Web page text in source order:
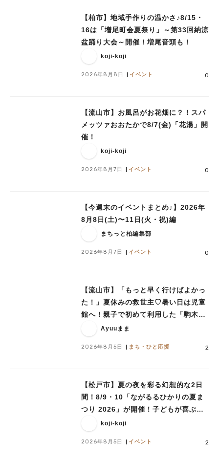
【柏市】地域手作りの温かさ♪8/15・
16は「増尾町会夏祭り」～第33回納涼
盆踊り大会～開催！増尾音頭も！
koji-koji
2026年8月8日 イベント 0
【流山市】お風呂がお花畑に？！スパ
メッツァおおたかで8/7(金)「花湯」開
催！
koji-koji
2026年8月7日 イベント 0
【今週末のイベントまとめ♪】2026年
8月8日(土)〜11日(火・祝)編
まちっと柏編集部
2026年8月7日 イベント 0
【流山市】「もっと早く行けばよかっ
た！」夏休みの救世主♡暑い日は児童
館へ！親子で初めて利用した「駒木台
児童館」レポート
Ayuuまま
2026年8月5日 まち・ひと応援 2
【松戸市】夏の夜を彩る幻想的な2日
間！8/9・10「ながるるひかりの夏ま
つり 2026」が開催！子どもが喜ぶワ
ークショップや限定ヒーローショーも
koji-koji
2026年8月5日 イベント 2